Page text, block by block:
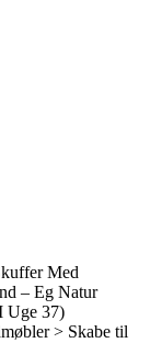
Med
– Eg Natur
Uge 37)
> Skabe til